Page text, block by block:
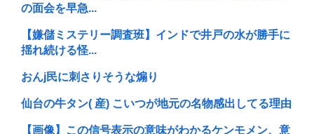
の面会を早急...
【嫌儲ミステリー調査班】インドで井戸の水が勝手に
揺れ続ける怪...
おんj民に刺さりそうな煽り
仙台の牛タン( 産) こいつが地元の名物感出してる理由
【画像】この信号表示の意味がわかるケンモメン、意